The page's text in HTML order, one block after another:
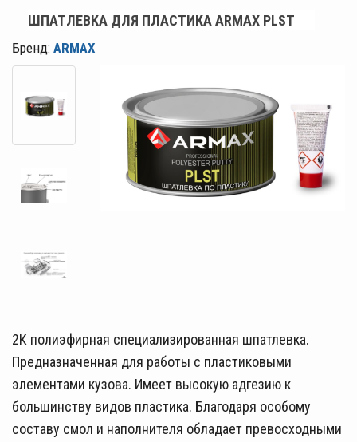
ШПАТЛЕВКА ДЛЯ ПЛАСТИКА ARMAX PLST
Бренд: ARMAX
2К полиэфирная специализированная шпатлевка.
Предназначенная для работы с пластиковыми
элементами кузова. Имеет высокую адгезию к
большинству видов пластика. Благодаря особому
составу смол и наполнителя обладает превосходными